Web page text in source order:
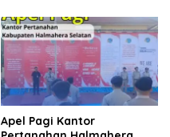
Apel Pagi Kantor